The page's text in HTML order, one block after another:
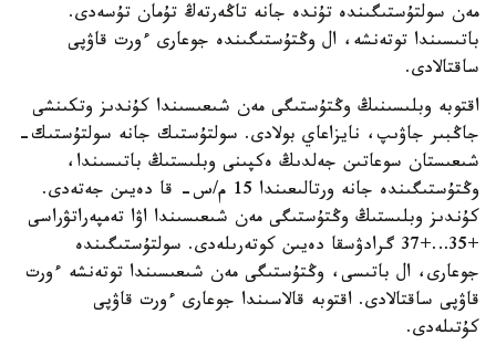
مەن سولتۇستىگىندە تۇندە جانە تاڭەرتەڭ تۇمان تۇسەدى.
باتىسىندا توتەنشە، ال وڭتۇستىگىندە جوعارى ءورت قاۋپى
ساقتالادى.
اقتوبە وبلىسىنىڭ وڭتۇستىگى مەن شىعىسىندا كۇندىز وتكىنشى
جاڭبىر جاۋىپ، نايزاعاي بولادى. سولتۇستىك جانە سولتۇستىك-
شىعىستان سوعاتىن جەلدىڭ ەكپىنى وبلىستىڭ باتىسىندا،
وڭتۇستىگىندە جانە ورتالىعىندا 15 م/س- قا دەيىن جەتەدى.
كۇندىز وبلىستىڭ وڭتۇستىگى مەن شىعىسىندا اۋا تەمپەراتۋراسى
+35…+37 گرادۋسقا دەيىن كوتەرىلەدى. سولتۇستىگىندە
جوعارى، ال باتىسى، وڭتۇستىگى مەن شىعىسىندا توتەنشە ءورت
قاۋپى ساقتالادى. اقتوبە قالاسىندا جوعارى ءورت قاۋپى
كۇتىلەدى.